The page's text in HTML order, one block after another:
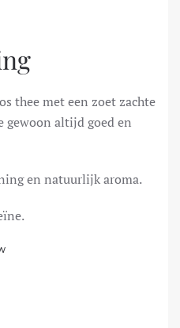
thee met een zoet zachte
gewoon altijd goed en
en natuurlijk aroma.